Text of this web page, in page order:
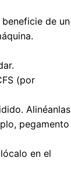
de un
(por
Alinéanlas
pegamento
en el